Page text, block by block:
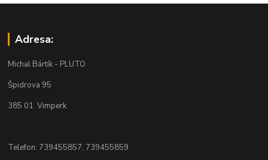
Adresa:
Michal Bártík - PLUTO
Špidrova 95
385 01 Vimperk
Telefon: 739455857, 739455859